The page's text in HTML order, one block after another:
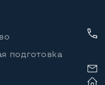
подготовка